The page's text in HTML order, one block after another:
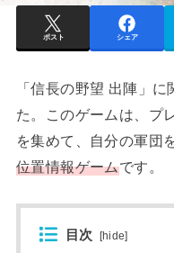
ポスト シェア
「信長の野望 出陣」
た。このゲームは、プ
を集めて、自分の軍団
位置情報ゲームです。
目次 [hide]